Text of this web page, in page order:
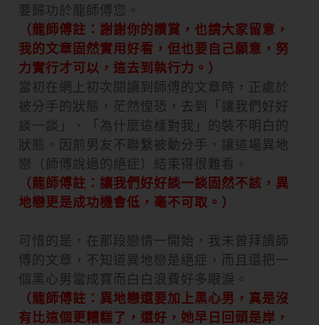
要歸功於龍師傅您。
（龍師傅註：謝謝你的讚賞，也請大家留意，
我的文章固然實用好看，但也要自己願意，努
力實行才可以，這去到執行力。）
當初在網上初次閱讀到師傅的文章時，正處於
被分手的狀態，茫然惶恐，去到「讓我們好好
談一談」、「為什麼這樣對我」的裝不明白的
狀態。因前男友不聯繫被動分手，讓這場異地
戀（師傅說過的絕症）結束得很難看。
（龍師傅註：讓我們好好談一談固然不該，異
地戀更是成功機會低，毫不可取。）
可惜的是，在那段戀情一開始，我未曾拜讀師
傅的文章，不知道異地戀是絕症，而且還把一
個黑心男當成寶而白白浪費好多眼淚。
（龍師傅註：異地戀還要加上黑心男，真是沒
有比這個更糟糕了，還好，她早日回頭是岸，